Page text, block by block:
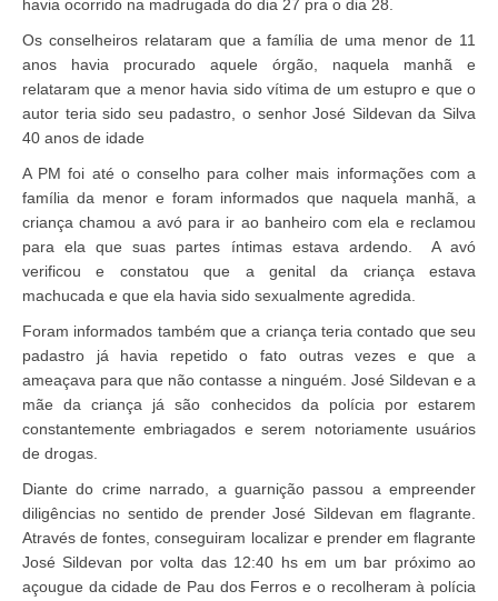
havia ocorrido na madrugada do dia 27 pra o dia 28.
Os conselheiros relataram que a família de uma menor de 11
anos havia procurado aquele órgão, naquela manhã e
relataram que a menor havia sido vítima de um estupro e que o
autor teria sido seu padastro, o senhor José Sildevan da Silva
40 anos de idade
A PM foi até o conselho para colher mais informações com a
família da menor e foram informados que naquela manhã, a
criança chamou a avó para ir ao banheiro com ela e reclamou
para ela que suas partes íntimas estava ardendo. A avó
verificou e constatou que a genital da criança estava
machucada e que ela havia sido sexualmente agredida.
Foram informados também que a criança teria contado que seu
padastro já havia repetido o fato outras vezes e que a
ameaçava para que não contasse a ninguém. José Sildevan e a
mãe da criança já são conhecidos da polícia por estarem
constantemente embriagados e serem notoriamente usuários
de drogas.
Diante do crime narrado, a guarnição passou a empreender
diligências no sentido de prender José Sildevan em flagrante.
Através de fontes, conseguiram localizar e prender em flagrante
José Sildevan por volta das 12:40 hs em um bar próximo ao
açougue da cidade de Pau dos Ferros e o recolheram à polícia